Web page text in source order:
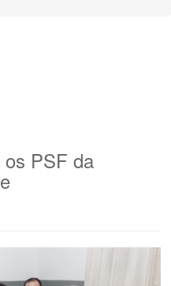
PSF da